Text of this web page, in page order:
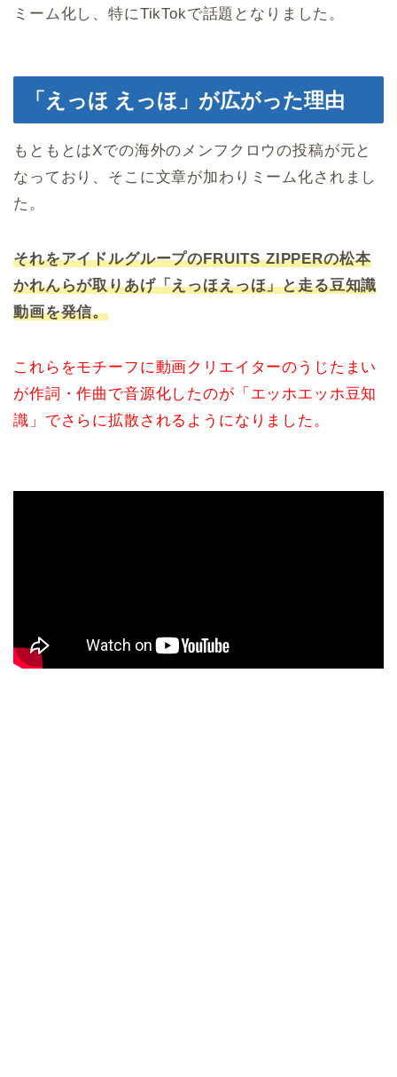
ミーム化し、特にTikTokで話題となりました。
「えっほ えっほ」が広がった理由
もともとはXでの海外のメンフクロウの投稿が元と
なっており、そこに文章が加わりミーム化されまし
た。
それをアイドルグループのFRUITS ZIPPERの松本
かれんらが取りあげ「えっほえっほ」と走る豆知識
動画を発信。
これらをモチーフに動画クリエイターのうじたまい
が作詞・作曲で音源化したのが「エッホエッホ豆知
識」でさらに拡散されるようになりました。